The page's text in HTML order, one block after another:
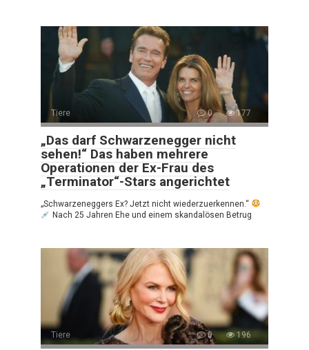
Tiere 0 177
„Das darf Schwarzenegger nicht
sehen!“ Das haben mehrere
Operationen der Ex-Frau des
„Terminator“-Stars angerichtet
„Schwarzeneggers Ex? Jetzt nicht wiederzuerkennen.“
Nach 25 Jahren Ehe und einem skandalösen Betrug
Tiere 0 196